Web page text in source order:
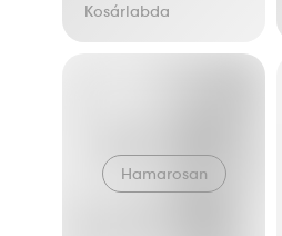
Kosárlabda
Hamarosan